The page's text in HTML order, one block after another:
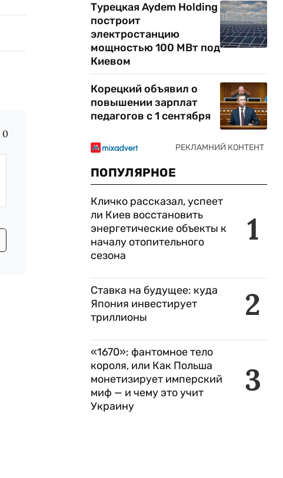
0
Турецкая Aydem Holding
построит
электростанцию
мощностью 100 МВт под
Киевом
Корецкий объявил о
повышении зарплат
педагогов с 1 сентября
ПОПУЛЯРНОЕ
1
Кличко рассказал, успеет
ли Киев восстановить
энергетические объекты к
началу отопительного
сезона
2
Ставка на будущее: куда
Япония инвестирует
триллионы
3
«1670»: фантомное тело
короля, или Как Польша
монетизирует имперский
миф — и чему это учит
Украину